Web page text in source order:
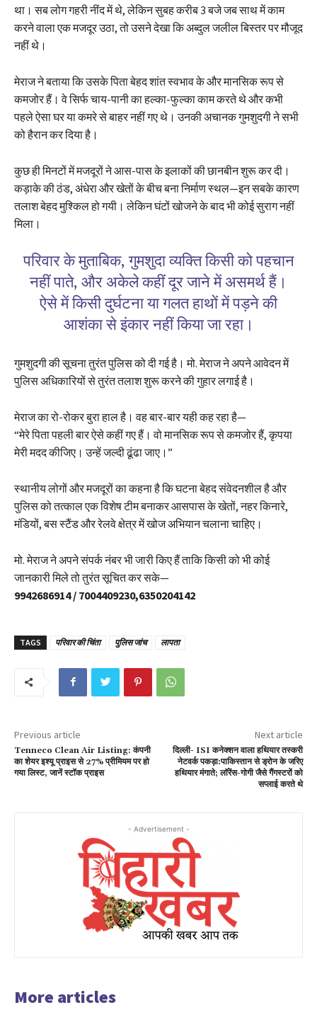
था। सब लोग गहरी नींद में थे, लेकिन सुबह करीब 3 बजे जब साथ में काम
करने वाला एक मजदूर उठा, तो उसने देखा कि अब्दुल जलील बिस्तर पर मौजूद
नहीं थे।
मेराज ने बताया कि उसके पिता बेहद शांत स्वभाव के और मानसिक रूप से
कमजोर हैं। वे सिर्फ चाय-पानी का हल्का-फुल्का काम करते थे और कभी
पहले ऐसा घर या कमरे से बाहर नहीं गए थे। उनकी अचानक गुमशुदगी ने सभी
को हैरान कर दिया है।
कुछ ही मिनटों में मजदूरों ने आस-पास के इलाकों की छानबीन शुरू कर दी।
कड़ाके की ठंड, अंधेरा और खेतों के बीच बना निर्माण स्थल—इन सबके कारण
तलाश बेहद मुश्किल हो गयी। लेकिन घंटों खोजने के बाद भी कोई सुराग नहीं
मिला।
परिवार के मुताबिक, गुमशुदा व्यक्ति किसी को पहचान
नहीं पाते, और अकेले कहीं दूर जाने में असमर्थ हैं।
ऐसे में किसी दुर्घटना या गलत हाथों में पड़ने की
आशंका से इंकार नहीं किया जा रहा।
गुमशुदगी की सूचना तुरंत पुलिस को दी गई है। मो. मेराज ने अपने आवेदन में
पुलिस अधिकारियों से तुरंत तलाश शुरू करने की गुहार लगाई है।
मेराज का रो-रोकर बुरा हाल है। वह बार-बार यही कह रहा है—
“मेरे पिता पहली बार ऐसे कहीं गए हैं। वो मानसिक रूप से कमजोर हैं, कृपया
मेरी मदद कीजिए। उन्हें जल्दी ढूंढा जाए।”
स्थानीय लोगों और मजदूरों का कहना है कि घटना बेहद संवेदनशील है और
पुलिस को तत्काल एक विशेष टीम बनाकर आसपास के खेतों, नहर किनारे,
मंडियों, बस स्टैंड और रेलवे क्षेत्र में खोज अभियान चलाना चाहिए।
मो. मेराज ने अपने संपर्क नंबर भी जारी किए हैं ताकि किसी को भी कोई
जानकारी मिले तो तुरंत सूचित कर सके—
9942686914 / 7004409230,6350204142
TAGS परिवार की चिंता पुलिस जांच लापता
Previous article
Tenneco Clean Air Listing: कंपनी
का शेयर इश्यू प्राइस से 27% प्रीमियम पर हो
गया लिस्ट, जानें स्टॉक प्राइस
Next article
दिल्ली- ISI कनेक्शन वाला हथियार तस्करी
नेटवर्क पकड़ा:पाकिस्तान से ड्रोन के जरिए
हथियार मंगाते; लॉरेंस-गोगी जैसे गैंगस्टरों को
सप्लाई करते थे
- Advertisement -
More articles